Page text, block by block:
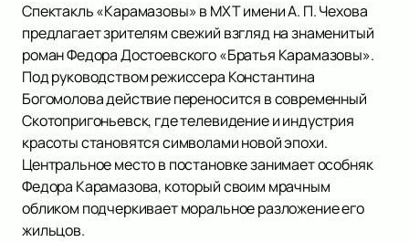
Спектакль «Карамазовы» в МХТ имени А. П. Чехова
предлагает зрителям свежий взгляд на знаменитый
роман Федора Достоевского «Братья Карамазовы».
Под руководством режиссера Константина
Богомолова действие переносится в современный
Скотопригоньевск, где телевидение и индустрия
красоты становятся символами новой эпохи.
Центральное место в постановке занимает особняк
Федора Карамазова, который своим мрачным
обликом подчеркивает моральное разложение его
жильцов.